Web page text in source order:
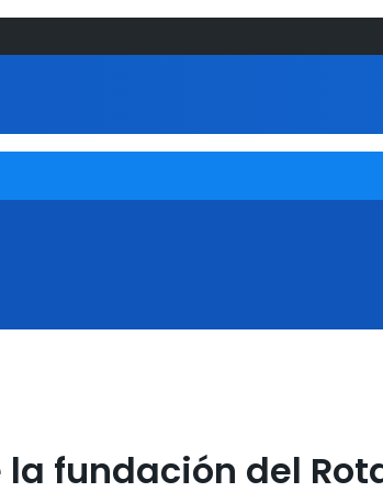
fundación del